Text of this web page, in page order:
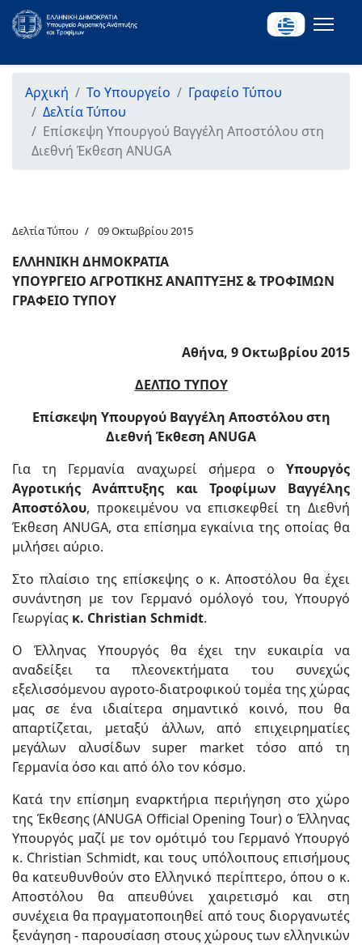
Αρχική Το Υπουργείο
Γραφείο Τύπου
Δελτία Τύπου
Επίσκεψη Υπουργού Βαγγέλη Αποστόλου στη
Διεθνή Έκθεση ANUGA
Δελτία Τύπου 09 Οκτωβρίου 2015
ΕΛΛΗΝΙΚΗ ΔΗΜΟΚΡΑΤΙΑ
ΥΠΟΥΡΓΕΙΟ ΑΓΡΟΤΙΚΗΣ ΑΝΑΠΤΥΞΗΣ & ΤΡΟΦΙΜΩΝ
ΓΡΑΦΕΙΟ ΤΥΠΟΥ
Αθήνα, 9 Οκτωβρίου 2015
ΔΕΛΤΙΟ ΤΥΠΟΥ
Επίσκεψη Υπουργού Βαγγέλη Αποστόλου στη
Διεθνή Έκθεση ANUGA
Για τη Γερμανία αναχωρεί σήμερα ο Υπουργός
Αγροτικής Ανάπτυξης και Τροφίμων Βαγγέλης
Αποστόλου, προκειμένου να επισκεφθεί τη Διεθνή
Έκθεση ANUGA, στα επίσημα εγκαίνια της οποίας θα
μιλήσει αύριο.
Στο πλαίσιο της επίσκεψης ο κ. Αποστόλου θα έχει
συνάντηση με τον Γερμανό ομόλογό του, Υπουργό
Γεωργίας κ. Christian Schmidt.
Ο Έλληνας Υπουργός θα έχει την ευκαιρία να
αναδείξει τα πλεονεκτήματα του συνεχώς
εξελισσόμενου αγροτο-διατροφικού τομέα της χώρας
μας σε ένα ιδιαίτερα σημαντικό κοινό, που θα
απαρτίζεται, μεταξύ άλλων, από επιχειρηματίες
μεγάλων αλυσίδων super market τόσο από τη
Γερμανία όσο και από όλο τον κόσμο.
Κατά την επίσημη εναρκτήρια περιήγηση στο χώρο
της Έκθεσης (ANUGA Official Opening Tour) ο Έλληνας
Υπουργός μαζί με τον ομότιμό του Γερμανό Υπουργό
κ. Christian Schmidt, και τους υπόλοιπους επισήμους
θα κατευθυνθούν στο Ελληνικό περίπτερο, όπου ο κ.
Αποστόλου θα απευθύνει χαιρετισμό και στη
συνέχεια θα πραγματοποιηθεί από τους διοργανωτές
ξενάγηση - παρουσίαση στους χώρους των ελληνικών